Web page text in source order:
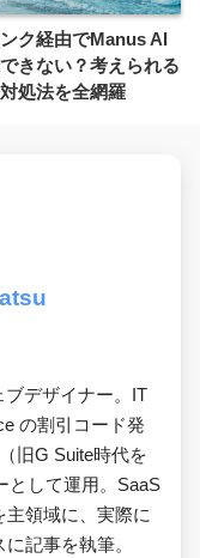
ク経由でManus AI
きない？考えられる
処法を全網羅
ブデザイナー。IT
の割引コード発
旧G Suite時代を
として運用。SaaS
領域に、実際に
記事を執筆。